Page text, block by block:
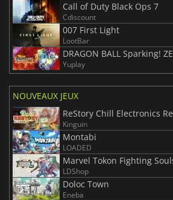
Call of Duty Black Ops 7
Cdiscount
007 First Light
LootBar
Yuplay
NOUVEAUX JEUX
ReStory Chill Electronics
Kinguin
Montabi
LOADED
Marvel Tokon Fighting
LDShop
Doloc Town
Eneba